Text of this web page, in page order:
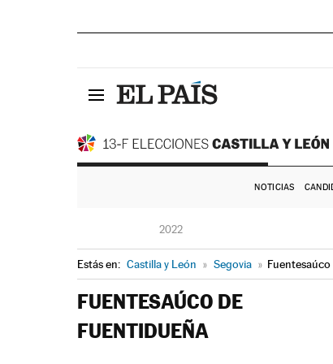
NOTICIAS
2022
Estás en: Castilla y León » Segovia »
FUENTESAÚCO DE
FUENTIDUEÑA